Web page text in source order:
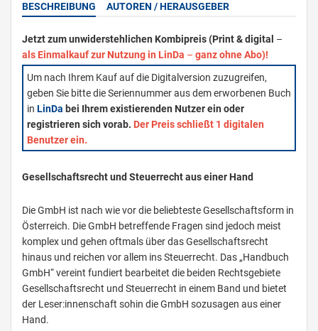
BESCHREIBUNG AUTOREN / HERAUSGEBER
Jetzt zum unwiderstehlichen Kombipreis (Print & digital –
als Einmalkauf zur Nutzung in LinDa – ganz ohne Abo)!
Um nach Ihrem Kauf auf die Digitalversion zuzugreifen,
geben Sie bitte die Seriennummer aus dem erworbenen Buch
in LinDa bei Ihrem existierenden Nutzer ein oder
registrieren sich vorab. Der Preis schließt 1 digitalen
Benutzer ein.
Gesellschaftsrecht und Steuerrecht aus einer Hand
Die GmbH ist nach wie vor die beliebteste Gesellschaftsform in
Österreich. Die GmbH betreffende Fragen sind jedoch meist
komplex und gehen oftmals über das Gesellschaftsrecht
hinaus und reichen vor allem ins Steuerrecht. Das „Handbuch
GmbH“ vereint fundiert bearbeitet die beiden Rechtsgebiete
Gesellschaftsrecht und Steuerrecht in einem Band und bietet
der Leser:innenschaft sohin die GmbH sozusagen aus einer
Hand.